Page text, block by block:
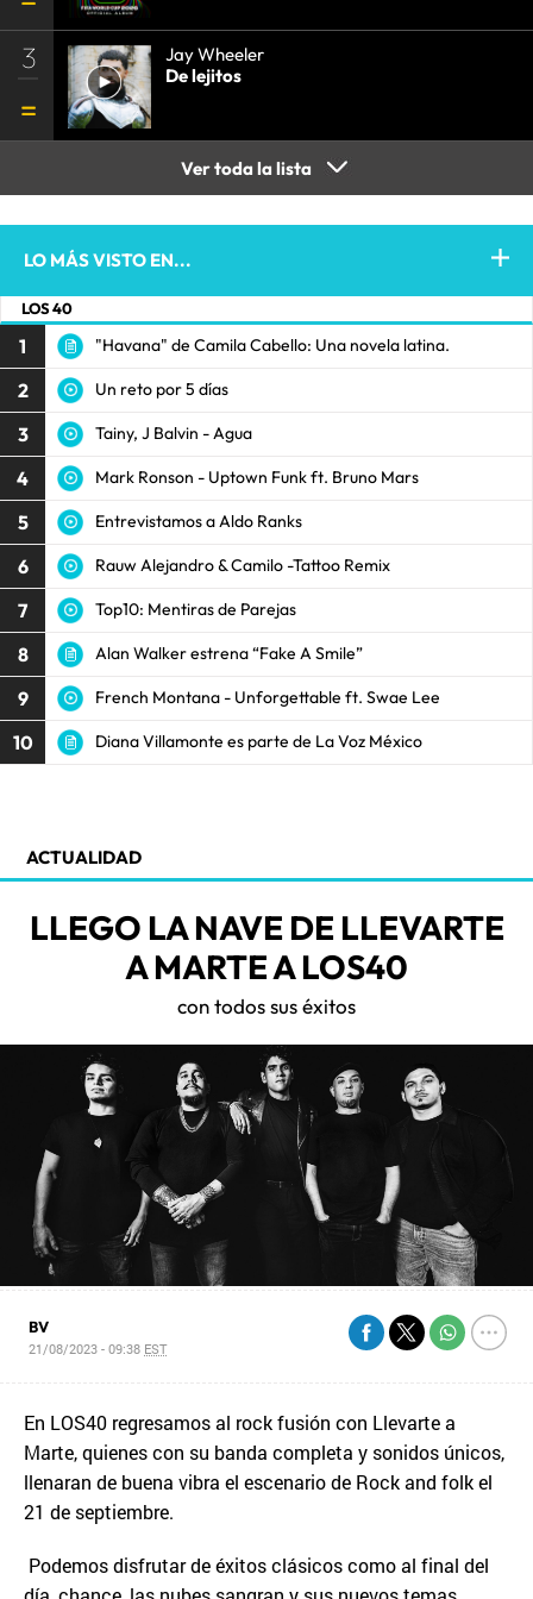
3
Jay Wheeler
De lejitos
Ver toda la lista
LO MÁS VISTO EN...
LOS 40
1 "Havana" de Camila Cabello: Una novela latina.
2 Un reto por 5 días
3 Tainy, J Balvin - Agua
4 Mark Ronson - Uptown Funk ft. Bruno Mars
5 Entrevistamos a Aldo Ranks
6 Rauw Alejandro & Camilo -Tattoo Remix
7 Top10: Mentiras de Parejas
8 Alan Walker estrena “Fake A Smile”
9 French Montana - Unforgettable ft. Swae Lee
10 Diana Villamonte es parte de La Voz México
ACTUALIDAD
LLEGO LA NAVE DE LLEVARTE
A MARTE A LOS40
con todos sus éxitos
BV
21/08/2023 - 09:38 EST
En LOS40 regresamos al rock fusión con Llevarte a
Marte, quienes con su banda completa y sonidos únicos,
llenaran de buena vibra el escenario de Rock and folk el
21 de septiembre.
Podemos disfrutar de éxitos clásicos como al final del